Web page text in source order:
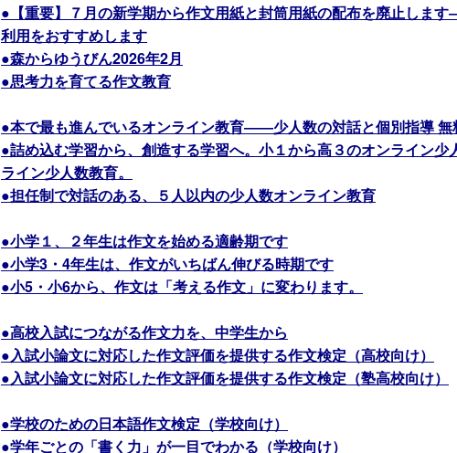
●【重要】７月の新学期から作文用紙と封筒用紙の配布を廃止しま
利用をおすすめします
●森からゆうびん2026年2月
●思考力を育てる作文教育
●本で最も進んでいるオンライン教育――少人数の対話と個別指導 無
●詰め込む学習から、創造する学習へ。小１から高３のオンライン
ライン少人数教育。
●担任制で対話のある、５人以内の少人数オンライン教育
●小学１、２年生は作文を始める適齢期です
●小学3・4年生は、作文がいちばん伸びる時期です
●小5・小6から、作文は「考える作文」に変わります。
●高校入試につながる作文力を、中学生から
●入試小論文に対応した作文評価を提供する作文検定（高校向け）
●入試小論文に対応した作文評価を提供する作文検定（塾高校向け）
●学校のための日本語作文検定（学校向け）
●学年ごとの「書く力」が一目でわかる（学校向け）